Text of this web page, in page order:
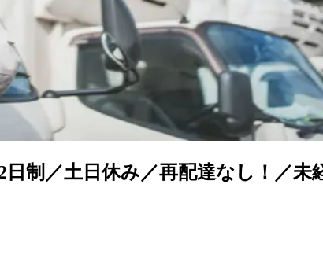
日制／土日休み／再配達なし！／